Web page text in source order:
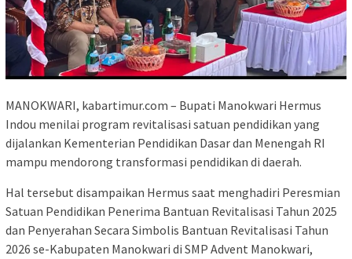
MANOKWARI, kabartimur.com – Bupati Manokwari Hermus
Indou menilai program revitalisasi satuan pendidikan yang
dijalankan Kementerian Pendidikan Dasar dan Menengah RI
mampu mendorong transformasi pendidikan di daerah.
Hal tersebut disampaikan Hermus saat menghadiri Peresmian
Satuan Pendidikan Penerima Bantuan Revitalisasi Tahun 2025
dan Penyerahan Secara Simbolis Bantuan Revitalisasi Tahun
2026 se-Kabupaten Manokwari di SMP Advent Manokwari,